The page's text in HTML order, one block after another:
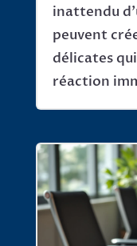
inattendu
peuvent
délicates
réaction